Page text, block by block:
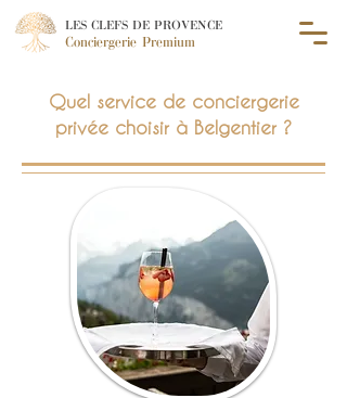
LES CLEFS DE PROVENCE
Conciergerie Premium
Quel service de conciergerie
privée choisir à Belgentier ?